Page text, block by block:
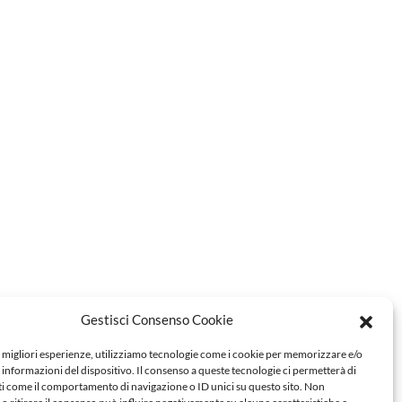
Gestisci Consenso Cookie
esperienze, utilizziamo tecnologie come i cookie per memorizzare e/o
informazioni del dispositivo. Il consenso a queste tecnologie ci permetterà di
come il comportamento di navigazione o ID unici su questo sito. Non